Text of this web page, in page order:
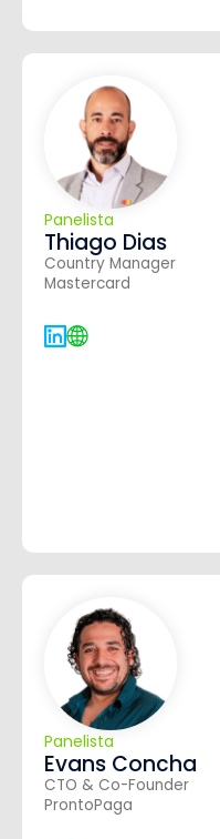
Panelista
Thiago Dias
Country Manager
Mastercard
Panelista
Evans Concha
CTO & Co-Founder
ProntoPaga